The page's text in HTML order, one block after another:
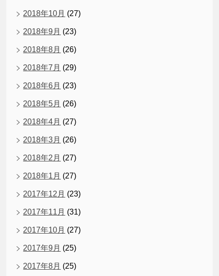
2018年10月 (27)
2018年9月 (23)
2018年8月 (26)
2018年7月 (29)
2018年6月 (23)
2018年5月 (26)
2018年4月 (27)
2018年3月 (26)
2018年2月 (27)
2018年1月 (27)
2017年12月 (23)
2017年11月 (31)
2017年10月 (27)
2017年9月 (25)
2017年8月 (25)